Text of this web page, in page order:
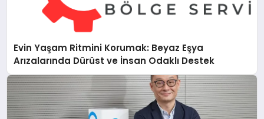
Evin Yaşam Ritmini Korumak: Beyaz Eşya
Arızalarında Dürüst ve İnsan Odaklı Destek